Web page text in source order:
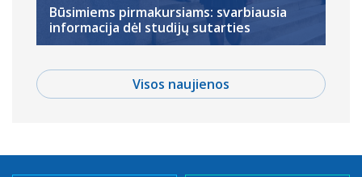
Būsimiems pirmakursiams: svarbiausia
informacija dėl studijų sutarties
Visos naujienos